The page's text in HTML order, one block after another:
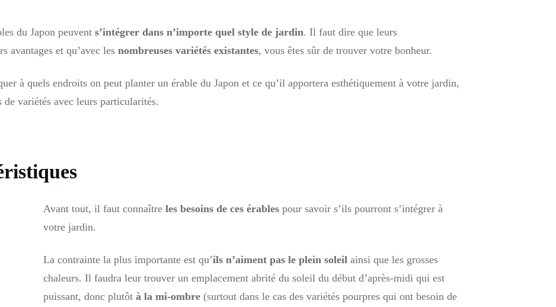
du Japon peuvent s’intégrer dans n’importe quel style de jardin. Il faut dire que leurs
avantages et qu’avec les nombreuses variétés existantes, vous êtes sûr de trouver votre bonheur.
à quels endroits on peut planter un érable du Japon et ce qu’il apportera esthétiquement à votre jardin,
variétés avec leurs particularités.
Avant tout, il faut connaître les besoins de ces érables pour savoir s’ils pourront s’intégrer à
votre jardin.
La contrainte la plus importante est qu’ils n’aiment pas le plein soleil ainsi que les grosses
chaleurs. Il faudra leur trouver un emplacement abrité du soleil du début d’après-midi qui est
puissant, donc plutôt à la mi-ombre (surtout dans le cas des variétés pourpres qui ont besoin de